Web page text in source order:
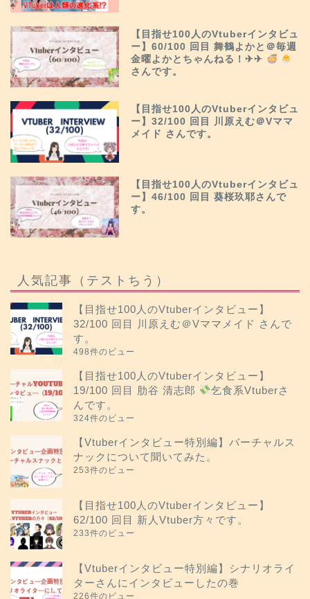
【目指せ100人のVtuberインタビュ
ー】60/100 回目 舞鶴よかと＠毎週
金曜よかとちゃんねる！✈︎✈︎
さんです。
【目指せ100人のVtuberインタビュ
ー】32/100 回目 川原えむ＠Vママ
メイド さんです。
【目指せ100人のVtuberインタビュ
ー】46/100 回目 葵桜玖耶さんで
す。
人気記事（テストちう）
【目指せ100人のVtuberインタビュー】
32/100 回目 川原えむ＠Vママメイド さんで
す。
498件のビュー
【目指せ100人のVtuberインタビュー】
19/100 回目 肋谷 清志郎
乞食系Vtuberさ
んです。
324件のビュー
【Vtuberインタビュー特別編】バーチャルス
ナックについて聞いてみた。
253件のビュー
【目指せ100人のVtuberインタビュー】
62/100 回目 新人Vtuber方々です。
233件のビュー
【Vtuberインタビュー特別編】シナリオライ
ターさんにインタビューしたの巻
226件のビュー